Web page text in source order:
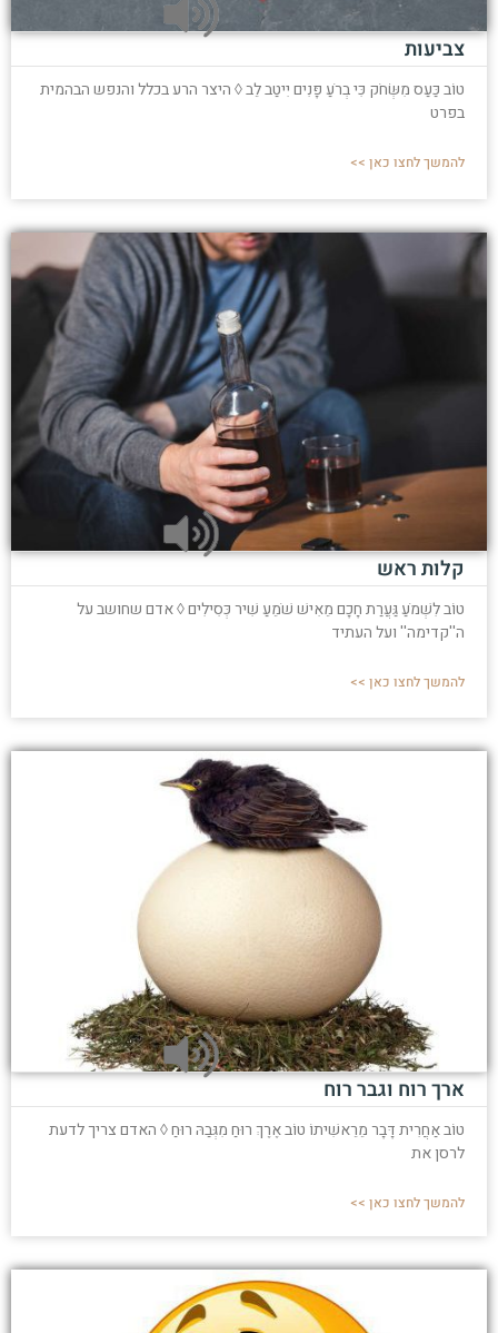
צביעות
טוֹב כַּעַס מִשְּׂחֹק כִּי בְרֹעַ פָּנִים יִיטַב לֵב ◊ היצר הרע בכלל והנפש הבהמית
בפרט
להמשך לחצו כאן >>
קלות ראש
טוֹב לִשְׁמֹעַ גַּעֲרַת חָכָם מֵאִישׁ שֹׁמֵעַ שִׁיר כְּסִילִים ◊ אדם שחושב על
ה''קדימה'' ועל העתיד
להמשך לחצו כאן >>
ארך רוח וגבר רוח
טוֹב אַחֲרִית דָּבָר מֵרֵאשִׁיתוֹ טוֹב אֶרֶךְ רוּחַ מִגְּבַהּ רוּחַ ◊ האדם צריך לדעת
לרסן את
להמשך לחצו כאן >>